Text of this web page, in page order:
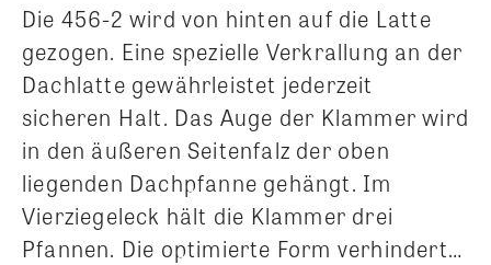
Die 456-2 wird von hinten auf die Latte
gezogen. Eine spezielle Verkrallung an der
Dachlatte gewährleistet jederzeit
sicheren Halt. Das Auge der Klammer wird
in den äußeren Seitenfalz der oben
liegenden Dachpfanne gehängt. Im
Vierziegeleck hält die Klammer drei
Pfannen. Die optimierte Form verhindert…